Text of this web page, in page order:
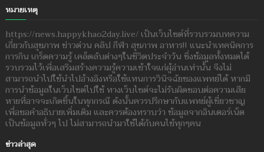
หมายเหตุ
https://news.happykhao2day.live/ เป็นเว็บไซต์ที่รวบรวมบทความ
เกี่ยวกับสุขภาพ ข่าวด่วน คลิป กีฬา สุขภาพ อาหาร!! แนะนำเทคนิคการ
การกิน เกร็ดความรู้ เคล็ดลับต่างๆในชีวิตประจำวัน ซึ่งข้อมูลทั้งหมดได้
รวบรวมไว้เพื่อเสริมสร้างความรู้ความเข้าใจแก่ผู้อ่านเท่านั้น จึงไม่
สามารถนำไปใช้นำไปอ้างอิงหรือใช้แทนการวินิจฉัยของแพทย์ได้ หากมี
การนำข้อมูลในเว็บไซต์ไปใช้ ทางเว็บไซต์จะไม่รับผิดชอบต่อความเสีย
หายที่อาจจะเกิดขึ้นในทุกกรณี ดังนั้นควรปรึกษากับแพทย์ผู้เชี่ยวชาญ
เพื่อขอคำอธิบายเพิ่มเติม และควรต้องทราบว่า ข้อมูลจากอินเตอร์เน็ต
เป็นข้อมูลทั่วๆ ไป ไม่สามารถนำมาใช้ได้กับคนไข้ทุกๆคน
ข่าวล่าสุด